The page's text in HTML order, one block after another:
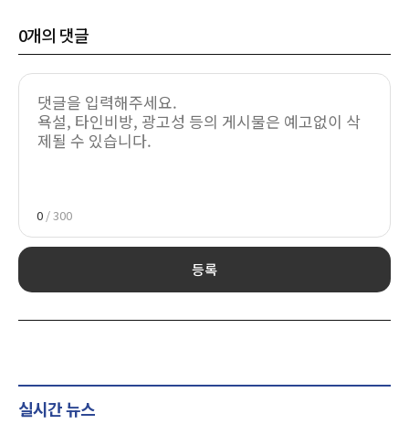
0개의 댓글
0 / 300
등록
실시간 뉴스